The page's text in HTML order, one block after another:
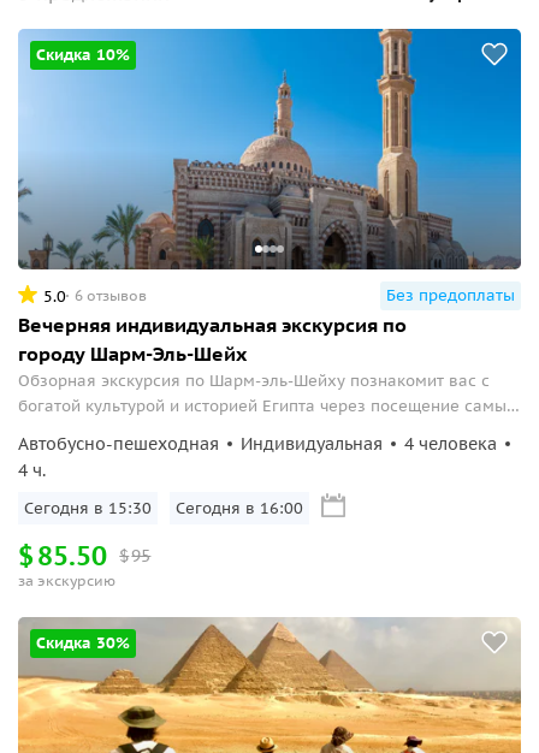
Скидка 10%
5.0 6 отзывов Без предоплаты
Вечерняя индивидуальная экскурсия по
городу Шарм-Эль-Шейх
Обзорная экскурсия по Шарм-эль-Шейху познакомит вас с
богатой культурой и историей Египта через посещение самых
Автобусно-пешеходная Индивидуальная
4 человека
4 ч.
Сегодня в 15:30 Сегодня в 16:00
$95
$85.50
за экскурсию
Скидка 30%